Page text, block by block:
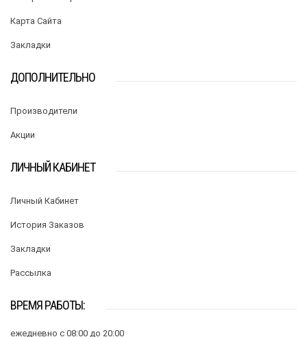
Карта Сайта
Закладки
ДОПОЛНИТЕЛЬНО
Производители
Акции
ЛИЧНЫЙ КАБИНЕТ
Личный Кабинет
История Заказов
Закладки
Рассылка
ВРЕМЯ РАБОТЫ:
ежедневно с 08:00 до 20:00